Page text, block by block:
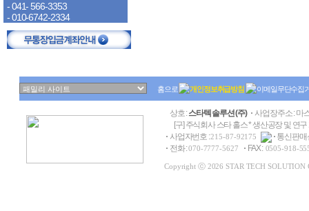
- 041- 566-3353
- 010-6742-2334
홈으로 개인정보취급방침 이메일무단수집
상호 :스타텍 솔루션 (주)
사업장주소 : 마
[구] 주식회사 스타 홀스 * 생산공장 및 연
사업자번호 :215-87-92175
통신판매
전화 :070-7777-5627 FAX : 0505-918-
Copyright ⓒ 2026 STAR TECH SOLUTION